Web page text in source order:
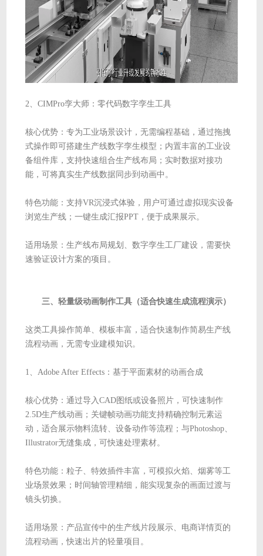
2、CIMPro孪大师：零代码数字孪生工具
核心优势：专为工业场景设计，无需编程基础，通过拖拽
式操作即可搭建生产线数字孪生模型；内置丰富的工业设
备组件库，支持快速组合生产线布局；实时数据对接功
能，可将真实生产线数据同步到动画中。
特色功能：支持VR沉浸式体验，用户可通过虚拟现实设备
浏览生产线；一键生成汇报PPT，便于成果展示。
适用场景：生产线布局规划、数字孪生工厂建设，需要快
速验证设计方案的项目。
三、轻量级动画制作工具（适合快速生成流程演示）
这类工具操作简单、模板丰富，适合快速制作简易生产线
流程动画，无需专业建模知识。
1、Adobe After Effects：基于平面素材的动画合成
核心优势：通过导入CAD图纸或设备照片，可快速制作
2.5D生产线动画；关键帧动画功能支持精确控制元素运
动，适合展示物料流转、设备动作等流程；与Photoshop、
Illustrator无缝集成，可快速处理素材。
特色功能：粒子、特效插件丰富，可模拟火焰、烟雾等工
业场景效果；时间轴管理精细，能实现复杂的画面过渡与
镜头切换。
适用场景：产品宣传中的生产线片段展示、电商详情页的
流程动画，快速出片的轻量项目。